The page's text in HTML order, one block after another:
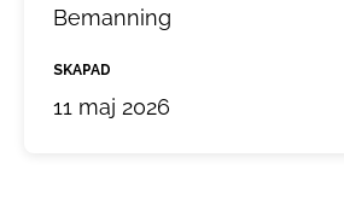
Bemanning
SKAPAD
11 maj 2026